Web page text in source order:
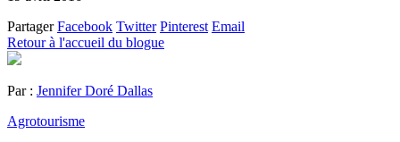
Partager Facebook Twitter Pinterest Email
Retour à l'accueil du blogue
Par : Jennifer Doré Dallas
Agrotourisme